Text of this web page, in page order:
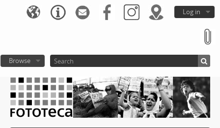
Log in
Browse